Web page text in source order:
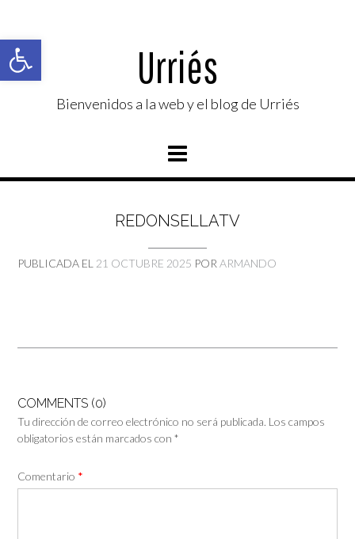
Abrir barra de herramientas
contenido
Urriés
Bienvenidos a la web y el blog de Urriés
REDONSELLATV
PUBLICADA EL 21 OCTUBRE 2025 POR ARMANDO
COMMENTS (0)
Tu dirección de correo electrónico no será publicada. Los campos
obligatorios están marcados con *
Comentario *